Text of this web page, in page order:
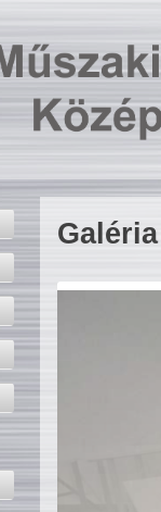
Galéria